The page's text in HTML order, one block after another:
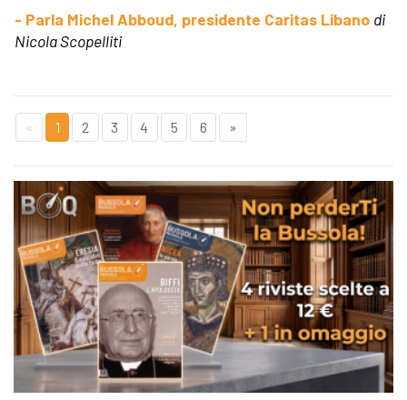
- Parla Michel Abboud, presidente Caritas Libano di
Nicola Scopelliti
« 1 2 3 4 5 6 »